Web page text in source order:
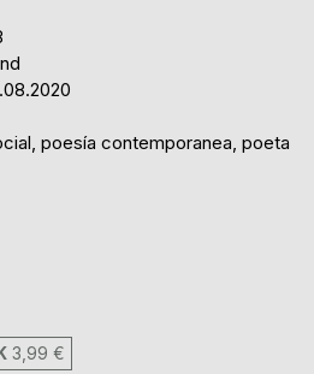
poesía contemporanea, poeta
3,99 €